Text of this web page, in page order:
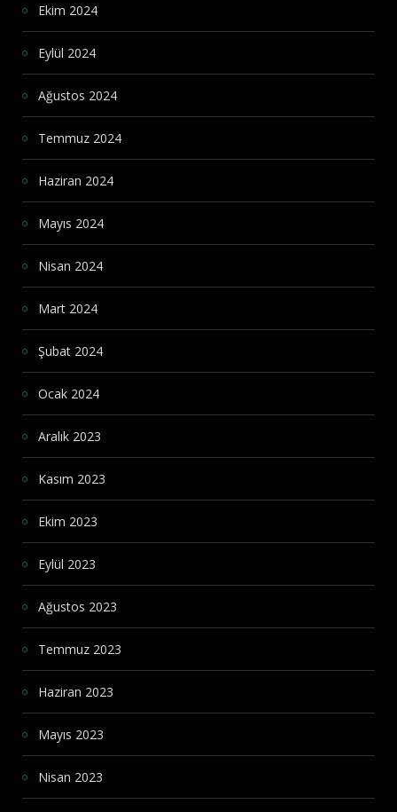
Ekim 2024
Eylül 2024
Ağustos 2024
Temmuz 2024
Haziran 2024
Mayıs 2024
Nisan 2024
Mart 2024
Şubat 2024
Ocak 2024
Aralık 2023
Kasım 2023
Ekim 2023
Eylül 2023
Ağustos 2023
Temmuz 2023
Haziran 2023
Mayıs 2023
Nisan 2023